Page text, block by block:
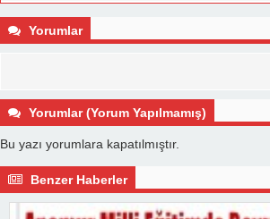
Yorumlar
Yorumlar (Yorum Yapılmamış)
Bu yazı yorumlara kapatılmıştır.
Benzer Haberler